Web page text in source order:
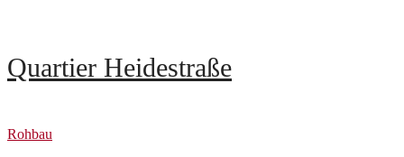
Quartier Heidestraße
Rohbau